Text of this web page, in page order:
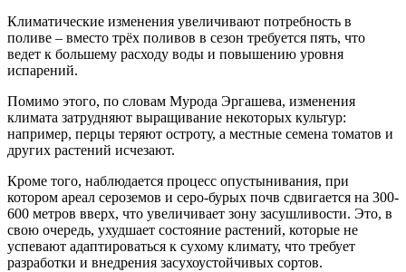
Климатические изменения увеличивают потребность в
поливе – вместо трёх поливов в сезон требуется пять, что
ведет к большему расходу воды и повышению уровня
испарений.
Помимо этого, по словам Мурода Эргашева, изменения
климата затрудняют выращивание некоторых культур:
например, перцы теряют остроту, а местные семена томатов и
других растений исчезают.
Кроме того, наблюдается процесс опустынивания, при
котором ареал сероземов и серо-бурых почв сдвигается на 300-
600 метров вверх, что увеличивает зону засушливости. Это, в
свою очередь, ухудшает состояние растений, которые не
успевают адаптироваться к сухому климату, что требует
разработки и внедрения засухоустойчивых сортов.